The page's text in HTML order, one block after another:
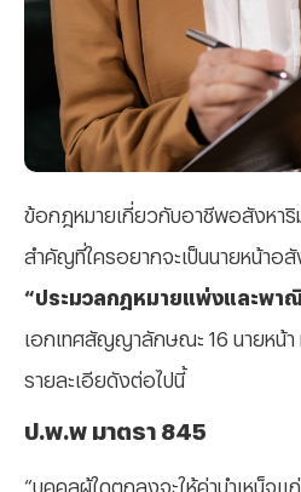
ข้อกฎหมายเกี่ยวกับอาชีพอสังหา
สำคัญที่ใครอยากจะเป็นนายหน้าอ
“ประมวลกฎหมายแพ่งและพา
เอกเทศสัญญาลักษณะ 16 นายหน้า
รายละเอียดังต่อไปนี้
ป.พ.พ มาตรา 845
“บุคคลผู้ใดตกลงจะให้ค่าบำเหน็จแ